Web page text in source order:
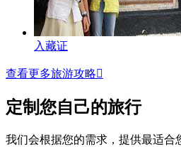
入藏证
查看更多旅游攻略
定制您自己的旅行
我们会根据您的需求，提供最适合